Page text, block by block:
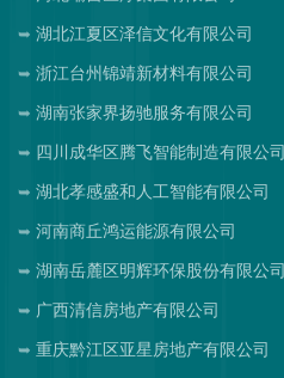
湖北江夏区泽信文化有限公司
浙江台州锦靖新材料有限公司
湖南张家界扬驰服务有限公司
四川成华区腾飞智能制造有限公司
湖北孝感盛和人工智能有限公司
河南商丘鸿运能源有限公司
湖南岳麓区明辉环保股份有限公司
广西清信房地产有限公司
重庆黔江区亚星房地产有限公司